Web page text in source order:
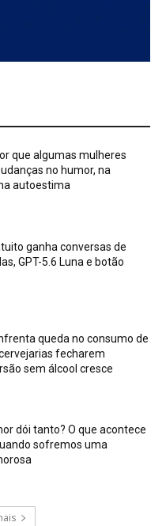
que algumas mulheres
no humor, na
autoestima
ganha conversas de
GPT-5.6 Luna e botão
queda no consumo de
fecharem
sem álcool cresce
dói tanto? O que acontece
sofremos uma